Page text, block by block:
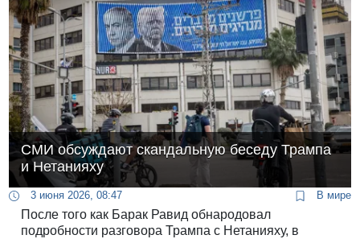
СМИ обсуждают скандальную беседу Трампа
и Нетанияху
3 июня 2026, 08:47 В мире
После того как Барак Равид обнародовал
подробности разговора Трампа с Нетанияху, в